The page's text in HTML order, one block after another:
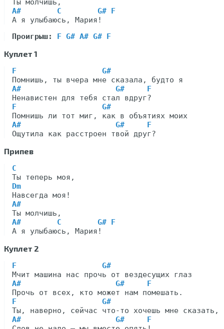
A#        C        G# F
Проигрыш:
F G# A# G# F
Куплет 1
F                   G#
A#                     G#     F
F                   G#
A#                     G#     F
Припев
C
Dm
A#
A#        C        G# F
Куплет 2
F                   G#
A#                     G#     F
F                   G#
A#                     G#     F